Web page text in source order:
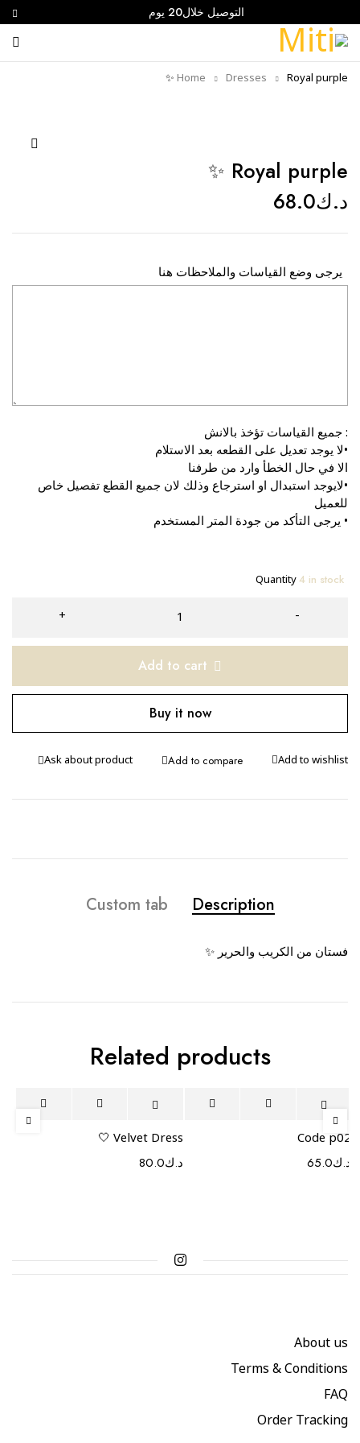
التوصيل خلال20 يوم
Home Dresses Royal purple ✨
Royal purple ✨
د.ك68.0
يرجى وضع القياسات والملاحظات هنا
: جميع القياسات تؤخذ بالانش
•لا يوجد تعديل على القطعه بعد الاستلام
الا في حال الخطأ وارد من طرفنا
•لايوجد استبدال او استرجاع وذلك لان جميع القطع تفصيل خاص
للعميل
• يرجى التأكد من جودة المتر المستخدم
Quantity 4 in stock
Add to cart
Buy it now
Ask about product
Description
Custom tab
فستان من الكريب والحرير ✨
Related products
Code p02
د.ك65.0
Select
options
Velvet Dress 🤍
د.ك80.0
Select
options
About us
Terms & Conditions
FAQ
Order Tracking